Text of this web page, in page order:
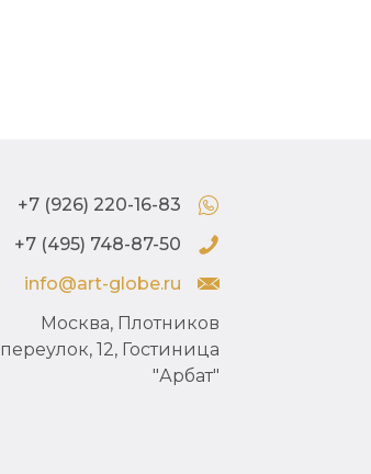
+7 (926) 220-16-83
+7 (495) 748-87-50
info@art-globe.ru
Москва, Плотников
переулок, 12, Гостиница
"Арбат"